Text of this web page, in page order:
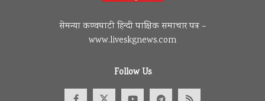
सेमन्या कण्वघाटी हिन्दी पाक्षिक समाचार पत्र –
www.liveskgnews.com
Follow Us